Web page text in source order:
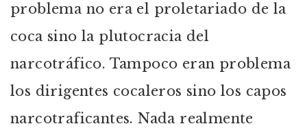
problema no era el proletariado de la
coca sino la plutocracia del
narcotráfico. Tampoco eran problema
los dirigentes cocaleros sino los capos
narcotraficantes. Nada realmente